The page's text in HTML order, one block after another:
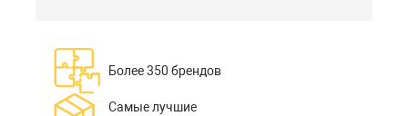
Более 350 брендов
Самые лучшие